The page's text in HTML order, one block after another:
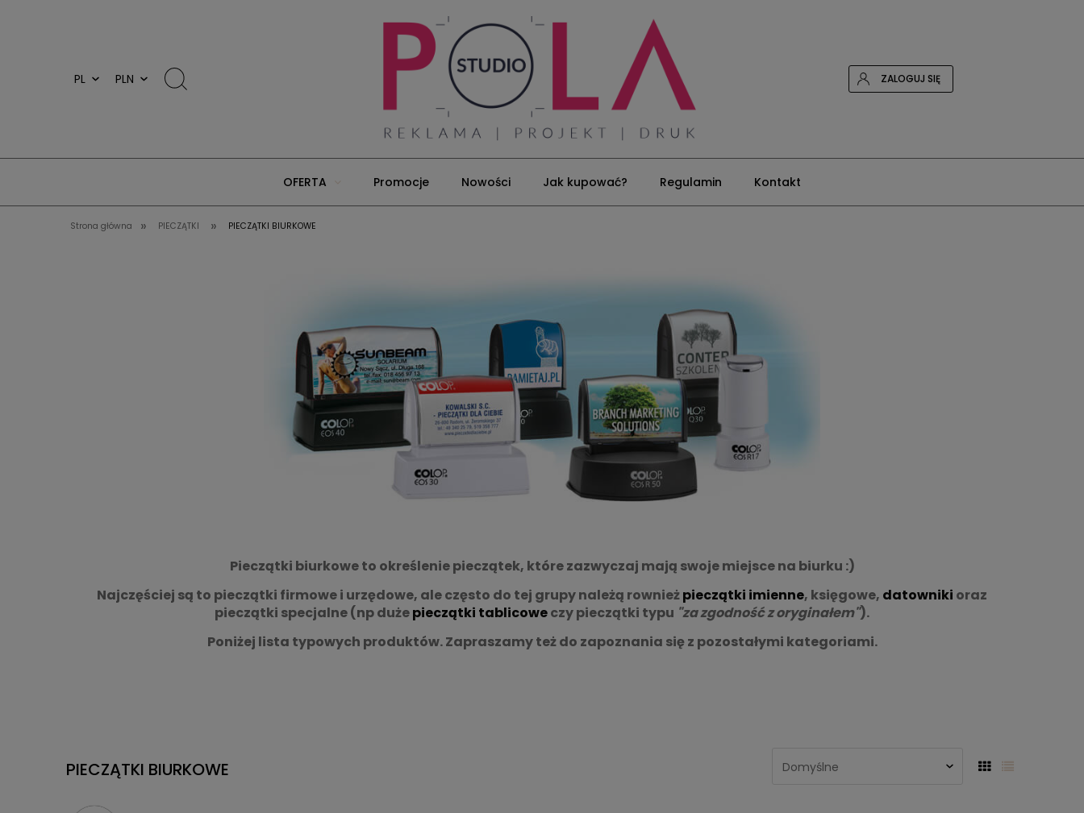
ZALOGUJ SIĘ
OFERTA Promocje Nowości Jak kupować? Regulamin Kontakt
Strona główna » PIECZĄTKI » PIECZĄTKI BIURKOWE
Pieczątki biurkowe to określenie pieczątek, które zazwyczaj mają swoje miejsce na biurku :)
Najczęściej są to pieczątki firmowe i urzędowe, ale często do tej grupy należą rownieżpieczątki imienne, księgowe, datowniki oraz
pieczątki specjalne (np dużepieczątki tablicoweczy pieczątki typu "za zgodność z oryginałem").
Poniżej lista typowych produktów. Zapraszamy też do zapoznania się z pozostałymi kategoriami.
PIECZĄTKI BIURKOWE